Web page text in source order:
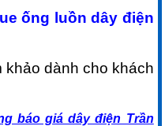
ống luồn dây điện
khảo dành cho khách
báo giá dây điện Trần